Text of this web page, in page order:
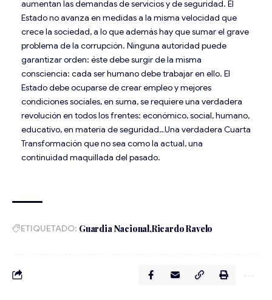
aumentan las demandas de servicios y de seguridad. El
Estado no avanza en medidas a la misma velocidad que
crece la sociedad, a lo que además hay que sumar el grave
problema de la corrupción. Ninguna autoridad puede
garantizar orden: éste debe surgir de la misma
consciencia: cada ser humano debe trabajar en ello. El
Estado debe ocuparse de crear empleo y mejores
condiciones sociales, en suma, se requiere una verdadera
revolución en todos los frentes: económico, social, humano,
educativo, en materia de seguridad…Una verdadera Cuarta
Transformación que no sea como la actual, una
continuidad maquillada del pasado.
ETIQUETADO: Guardia Nacional Ricardo Ravelo